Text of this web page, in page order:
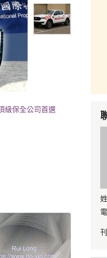
級保全公司首選